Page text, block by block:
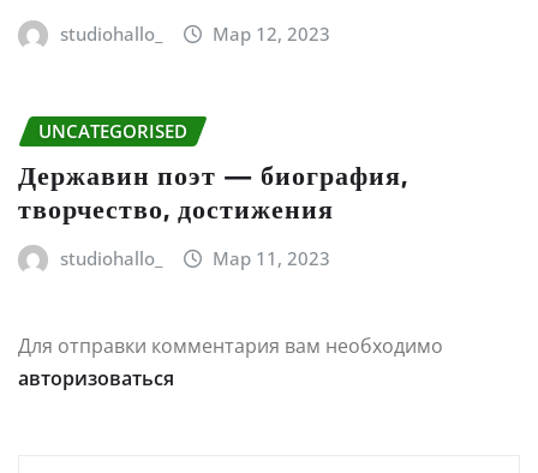
studiohallo_ Мар 12, 2023
UNCATEGORISED
Державин поэт — биография,
творчество, достижения
studiohallo_ Мар 11, 2023
Для отправки комментария вам необходимо
авторизоваться